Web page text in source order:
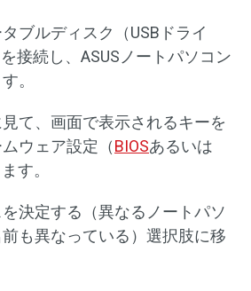
ブルディスク（USBドライ
接続し、ASUSノートパソコン
。
て、画面で表示されるキーを
ウェア設定（BIOSあるいは
す。
決定する（異なるノートパソ
も異なっている）選択肢に移